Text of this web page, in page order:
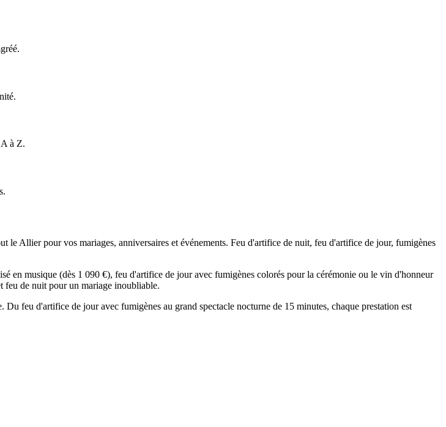
à Z.
le Allier pour vos mariages, anniversaires et événements. Feu d'artifice de nuit, feu d'artifice de jour, fumigènes
en musique (dès 1 090 €), feu d'artifice de jour avec fumigènes colorés pour la cérémonie ou le vin d'honneur
feu de nuit pour un mariage inoubliable.
feu d'artifice de jour avec fumigènes au grand spectacle nocturne de 15 minutes, chaque prestation est